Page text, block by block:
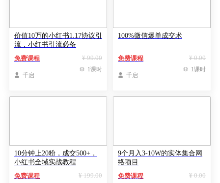
价值10万的小红书1.17协议引
流，小红书引流必备
¥ 99.00
免费课程
 千启
 1课时
100%微信爆单成交术
¥ 0.00
免费课程
 千启
 1课时
10分钟上20粉，成交500+，
小红书全域实战教程
¥ 199.00
免费课程
9个月入3-10W的实体集合网
络项目
¥ 0.00
免费课程